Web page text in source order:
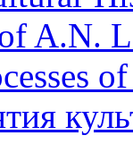
A.N.